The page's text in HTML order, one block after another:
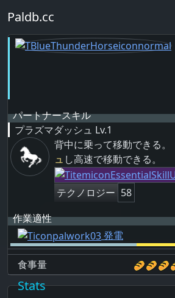
Paldb.cc
パートナースキル
プラズマダッシュ Lv.1
背中に乗って移動できる。
ュ し高速で移動できる。
テクノロジー 58
作業適性
発電
食事量
Stats